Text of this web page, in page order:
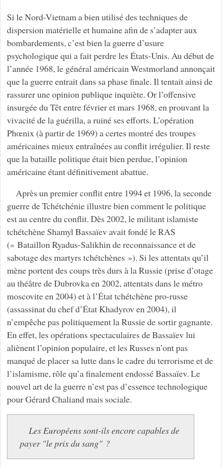
Si le Nord-Vietnam a bien utilisé des techniques de
dispersion matérielle et humaine afin de s’adapter aux
bombardements, c’est bien la guerre d’usure
psychologique qui a fait perdre les États-Unis. Au début de
l’année 1968, le général américain Westmorland annonçait
que la guerre entrait dans sa phase finale. Il tentait ainsi de
rassurer une opinion publique inquiète. Or l’offensive
insurgée du Têt entre février et mars 1968, en prouvant la
vivacité de la guérilla, a ruiné ses efforts. L’opération
Phœnix (à partir de 1969) a certes montré des troupes
américaines mieux entraînées au conflit irrégulier. Il reste
que la bataille politique était bien perdue, l’opinion
américaine étant définitivement abattue.
Après un premier conflit entre 1994 et 1996, la seconde
guerre de Tchétchénie illustre bien comment le politique
est au centre du conflit. Dès 2002, le militant islamiste
tchétchène Shamyl Bassaïev avait fondé le RAS
(« Bataillon Ryadus-Salikhin de reconnaissance et de
sabotage des martyrs tchétchènes »). Si les attentats qu’il
mène portent des coups très durs à la Russie (prise d’otage
au théâtre de Dubrovka en 2002, attentats dans le métro
moscovite en 2004) et à l’État tchétchène pro-russe
(assassinat du chef d’État Khadyrov en 2004), il
n’empêche pas politiquement la Russie de sortir gagnante.
En effet, les opérations spectaculaires de Bassaïev lui
aliènent l’opinion populaire, et les Russes n’ont pas
manqué de placer sa lutte dans le cadre du terrorisme et de
l’islamisme, rôle qu’a finalement endossé Bassaïev. Le
nouvel art de la guerre n’est pas d’essence technologique
pour Gérard Chaliand mais sociale.
Les Européens sont-ils encore capables de
payer "le prix du sang" ?